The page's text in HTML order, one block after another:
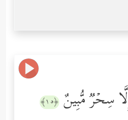
سِحۡرࣱ مُّبِینٌ ﴿١٥﴾